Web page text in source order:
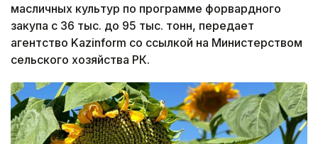
масличных культур по программе форвардного
закупа с 36 тыс. до 95 тыс. тонн, передает
агентство Kazinform со ссылкой на Министерством
сельского хозяйства РК.